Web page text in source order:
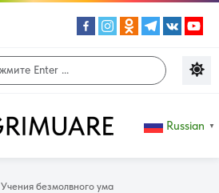
Russian ▼
Учения безмолвного ума